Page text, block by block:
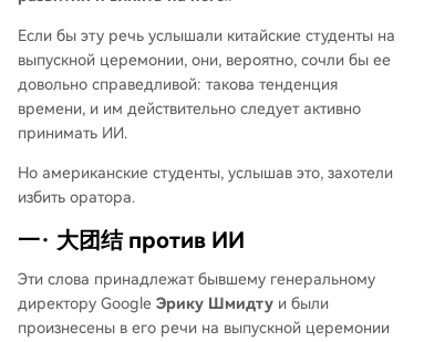
ого интеллекта в США сталкивается не только
с технологическими и экономическими вызов
ами, но и с глубоким общественным недовери
ем и политическими противоречиями.
Если бы эту речь услышали китайские студенты на
выпускной церемонии, они, вероятно, сочли бы ее
довольно справедливой: такова тенденция
времени, и им действительно следует активно
принимать ИИ.
Но американские студенты, услышав это, захотели
избить оратора.
一· 大团结 против ИИ
Эти слова принадлежат бывшему генеральному
директору Google Эрику Шмидту и были
произнесены в его речи на выпускной церемонии